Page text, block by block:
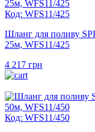
Код: WFS11/425
Шланг для поливу
25м, WFS11/425
4 217 грн
Код: WFS11/450